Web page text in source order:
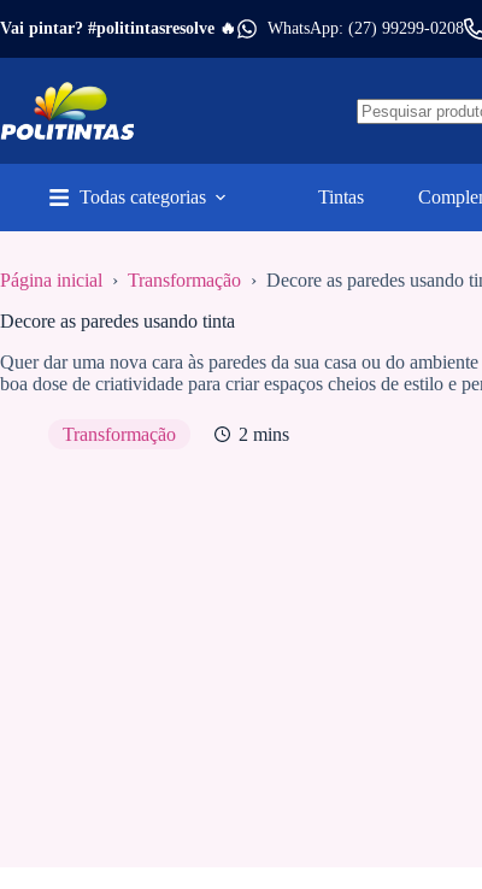
para
Vai pintar? #politintasresolve 🔥 WhatsApp: (27) 99299-0208
Todas categorias Tintas
Página inicial › Transformação › Decore as paredes usando
Decore as paredes usando tinta
Quer dar uma nova cara às paredes da sua casa ou do
boa dose de criatividade para criar espaços cheios de estilo e
Transformação 2 mins